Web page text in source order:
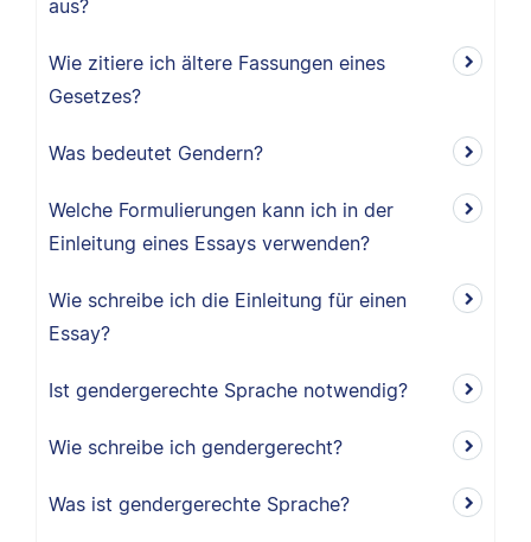
aus?
Wie zitiere ich ältere Fassungen eines
Gesetzes?
Was bedeutet Gendern?
Welche Formulierungen kann ich in der
Einleitung eines Essays verwenden?
Wie schreibe ich die Einleitung für einen
Essay?
Ist gendergerechte Sprache notwendig?
Wie schreibe ich gendergerecht?
Was ist gendergerechte Sprache?